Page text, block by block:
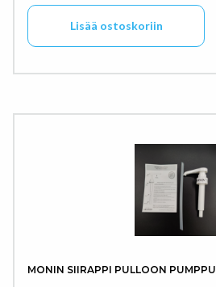
Lisää ostoskoriin
MONIN SIIRAPPI PULLOON PUMPPU